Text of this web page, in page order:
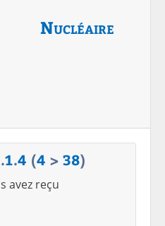
Nucléaire
.1.4 (4 > 38)
avez reçu